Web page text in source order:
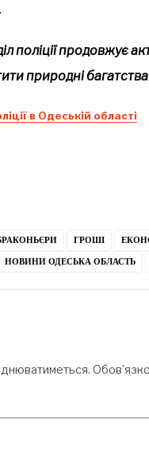
поліції продовжує
природні багатства
в Одеській області
ГРОШІ
НОВИНИ ОДЕСЬКА ОБЛАСТЬ